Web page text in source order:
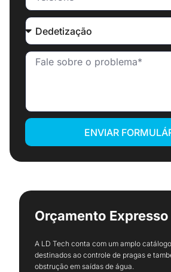
ENVIAR
Orçamento Expresso
A LD Tech conta com um amplo
destinados ao controle de pragas e
obstrução em saídas de água.